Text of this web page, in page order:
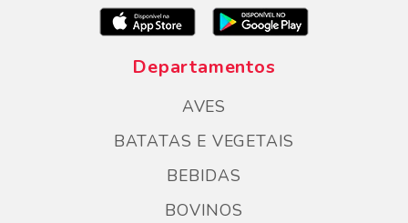
Departamentos
AVES
BATATAS E VEGETAIS
BEBIDAS
BOVINOS